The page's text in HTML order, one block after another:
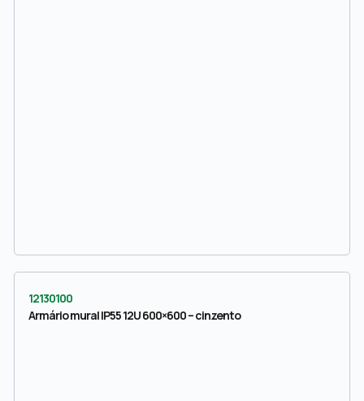
12130100
Armário mural IP55 12U 600×600 – cinzento